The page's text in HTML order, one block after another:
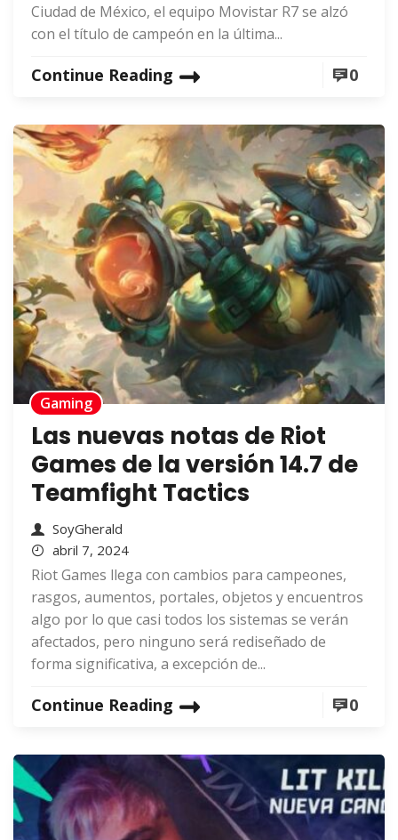
Ciudad de México, el equipo Movistar R7 se alzó
con el título de campeón en la última...
Continue Reading 0
Gaming
Las nuevas notas de Riot
Games de la versión 14.7 de
Teamfight Tactics
SoyGherald
abril 7, 2024
Riot Games llega con cambios para campeones,
rasgos, aumentos, portales, objetos y encuentros
algo por lo que casi todos los sistemas se verán
afectados, pero ninguno será rediseñado de
forma significativa, a excepción de...
Continue Reading 0